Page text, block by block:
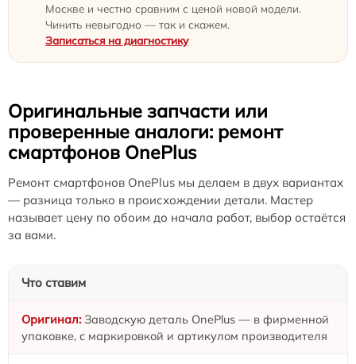
Москве и честно сравним с ценой новой модели.
Чинить невыгодно — так и скажем.
Записаться на диагностику
Оригинальные запчасти или
проверенные аналоги: ремонт
смартфонов OnePlus
Ремонт смартфонов OnePlus мы делаем в двух вариантах
— разница только в происхождении детали. Мастер
называет цену по обоим до начала работ, выбор остаётся
за вами.
Что ставим
Заводскую деталь OnePlus — в фирменной
упаковке, с маркировкой и артикулом производителя